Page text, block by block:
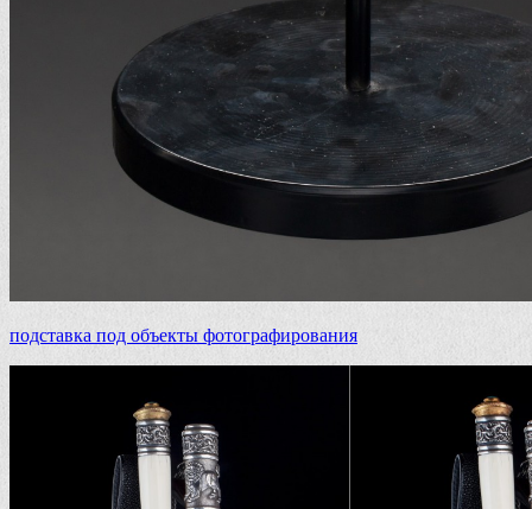
подставка под объекты фотографирования